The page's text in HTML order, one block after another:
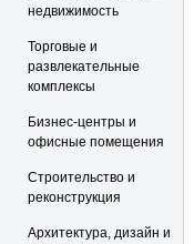
недвижимость
Торговые и
развлекательные
комплексы
Бизнес-центры и
офисные помещения
Строительство и
реконструкция
Архитектура, дизайн и